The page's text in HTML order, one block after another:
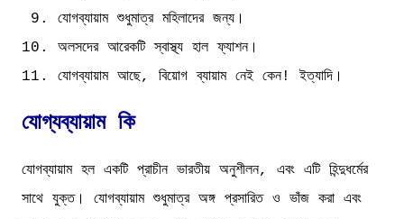
যোগব্যায়াম শুধুমাত্র মহিলাদের জন্য।
অলসদের আরেকটি স্বাস্থ্য হাল ফ্যাশন।
যোগব্যায়াম আছে, বিয়োগ ব্যায়াম নেই কেন! ইত্যাদি।
যোগ্যব্যায়াম কি
যোগব্যায়াম হল একটি প্রাচীন ভারতীয় অনুশীলন, এবং এটি হিন্দুধর্মের
সাথে যুক্ত। যোগব্যায়াম শুধুমাত্র অঙ্গ প্রসারিত ও ভাঁজ করা এবং